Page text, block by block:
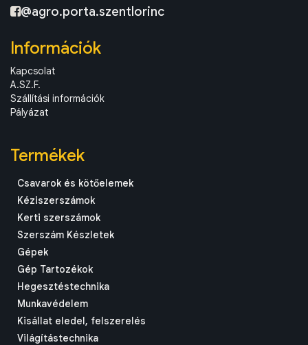
@agro.porta.szentlorinc
Információk
Kapcsolat
A.SZ.F.
Szállítási információk
Pályázat
Termékek
Csavarok és kötőelemek
Kéziszerszámok
Kerti szerszámok
Szerszám Készletek
Gépek
Gép Tartozékok
Hegesztéstechnika
Munkavédelem
Kisállat eledel, felszerelés
Világítástechnika